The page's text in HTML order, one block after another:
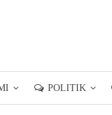
POLITIK